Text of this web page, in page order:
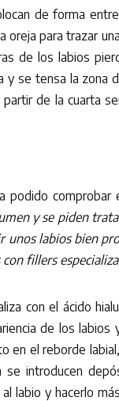
de forma
oreja para trazar
de los labios
y se tensa la zona
de la cuarta
podido comprobar
y se piden
unos labios bien
fillers
con el ácido
de los
en el reborde
se introducen
labio y hacerlo